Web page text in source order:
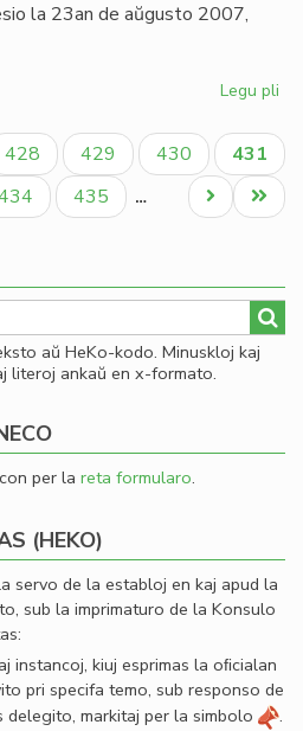
la 23an de aŭgusto 2007,
Legu pli
pri
Paĝo
428 Paĝo
429 Paĝo
430
Aktuala
paĝo
431
Paĝo
435 …
Last
page
Next
page
aŭ HeKo-kodo. Minuskloj kaj
literoj ankaŭ en x-formato.
per la reta formularo.
(HEKO)
servo de la establoj en kaj apud la
sub la imprimaturo de la Konsulo
instancoj, kiuj esprimas la oﬁcialan
pri specifa temo, sub responso de
delegito, markitaj per la simbolo
.